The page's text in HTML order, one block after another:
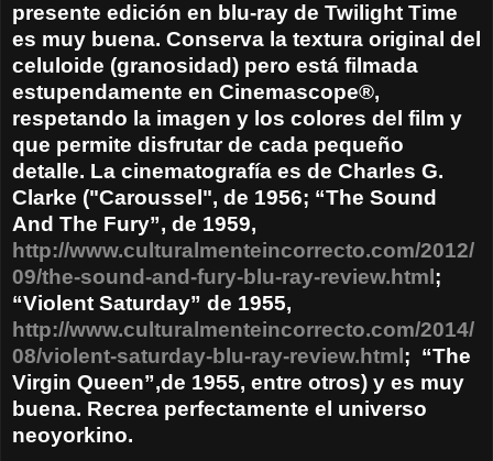
presente edición en blu-ray de Twilight Time
es muy buena. Conserva la textura original del
celuloide (granosidad) pero está filmada
estupendamente en Cinemascope®,
respetando la imagen y los colores del film y
que permite disfrutar de cada pequeño
detalle. La cinematografía es de Charles G.
Clarke ("Caroussel", de 1956; “The Sound
And The Fury”, de 1959,
http://www.culturalmenteincorrecto.com/2012/
09/the-sound-and-fury-blu-ray-review.html ;
“Violent Saturday” de 1955,
http://www.culturalmenteincorrecto.com/2014/
08/violent-saturday-blu-ray-review.html ; “The
Virgin Queen”,de 1955, entre otros) y es muy
buena. Recrea perfectamente el universo
neoyorkino.